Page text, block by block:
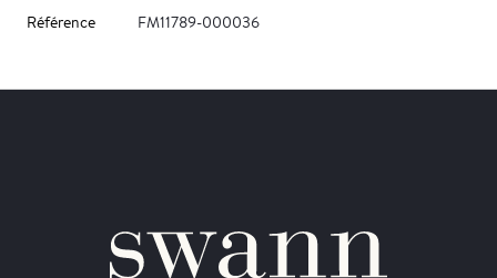
Référence
FM11789-000036